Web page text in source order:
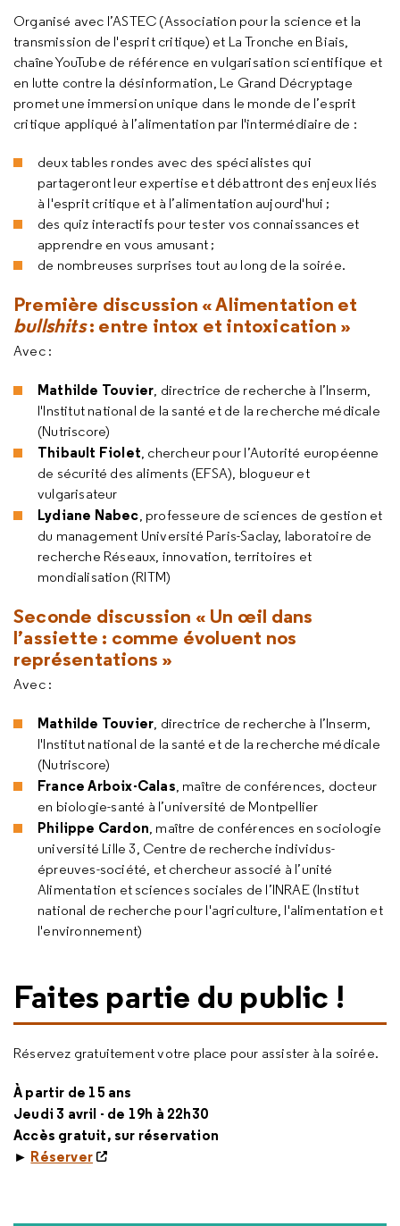
Organisé avec l’ASTEC (Association pour la science et la
transmission de l'esprit critique) et La Tronche en Biais,
chaîne YouTube de référence en vulgarisation scientifique et
en lutte contre la désinformation, Le Grand Décryptage
promet une immersion unique dans le monde de l’esprit
critique appliqué à l’alimentation par l'intermédiaire de :
deux tables rondes avec des spécialistes qui
partageront leur expertise et débattront des enjeux liés
à l'esprit critique et à l’alimentation aujourd'hui ;
des quiz interactifs pour tester vos connaissances et
apprendre en vous amusant ;
de nombreuses surprises tout au long de la soirée.
Première discussion « Alimentation et
bullshits: entre intox et intoxication »
Avec :
Mathilde Touvier, directrice de recherche à l’Inserm,
l'Institut national de la santé et de la recherche médicale
(Nutriscore)
Thibault Fiolet, chercheur pour l’Autorité européenne
de sécurité des aliments (EFSA), blogueur et
vulgarisateur
Lydiane Nabec, professeure de sciences de gestion et
du management Université Paris-Saclay, laboratoire de
recherche Réseaux, innovation, territoires et
mondialisation (RITM)
Seconde discussion « Un œil dans
l’assiette : comme évoluent nos
représentations »
Avec :
Mathilde Touvier, directrice de recherche à l’Inserm,
l'Institut national de la santé et de la recherche médicale
(Nutriscore)
France Arboix-Calas, maître de conférences, docteur
en biologie-santé à l’université de Montpellier
Philippe Cardon, maître de conférences en sociologie
université Lille 3, Centre de recherche individus-
épreuves-société, et chercheur associé à l’unité
Alimentation et sciences sociales de l’INRAE (Institut
national de recherche pour l'agriculture, l'alimentation et
l'environnement)
Faites partie du public !
Réservez gratuitement votre place pour assister à la soirée.
À partir de 15 ans
Jeudi 3 avril - de 19h à 22h30
Accès gratuit, sur réservation
► Réserver